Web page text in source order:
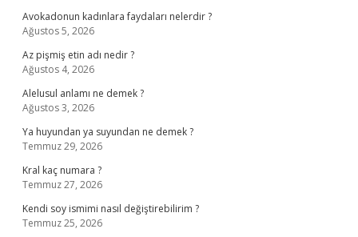
Avokadonun kadınlara faydaları nelerdir ?
Ağustos 5, 2026
Az pişmiş etin adı nedir ?
Ağustos 4, 2026
Alelusul anlamı ne demek ?
Ağustos 3, 2026
Ya huyundan ya suyundan ne demek ?
Temmuz 29, 2026
Kral kaç numara ?
Temmuz 27, 2026
Kendi soy ismimi nasıl değiştirebilirim ?
Temmuz 25, 2026